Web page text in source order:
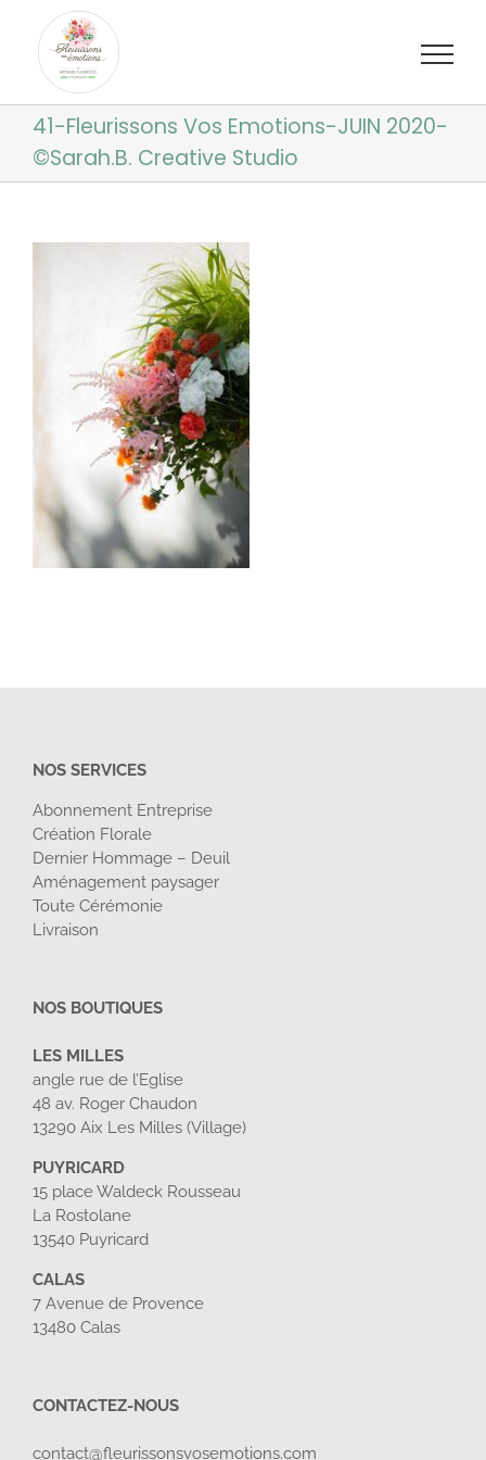
contenu
41-Fleurissons Vos Emotions-JUIN 2020-
©Sarah.B. Creative Studio
NOS SERVICES
Abonnement Entreprise
Création Florale
Dernier Hommage – Deuil
Aménagement paysager
Toute Cérémonie
Livraison
NOS BOUTIQUES
LES MILLES
angle rue de l’Eglise
48 av. Roger Chaudon
13290 Aix Les Milles (Village)
PUYRICARD
15 place Waldeck Rousseau
La Rostolane
13540 Puyricard
CALAS
7 Avenue de Provence
13480 Calas
CONTACTEZ-NOUS
contact@fleurissonsvosemotions.com